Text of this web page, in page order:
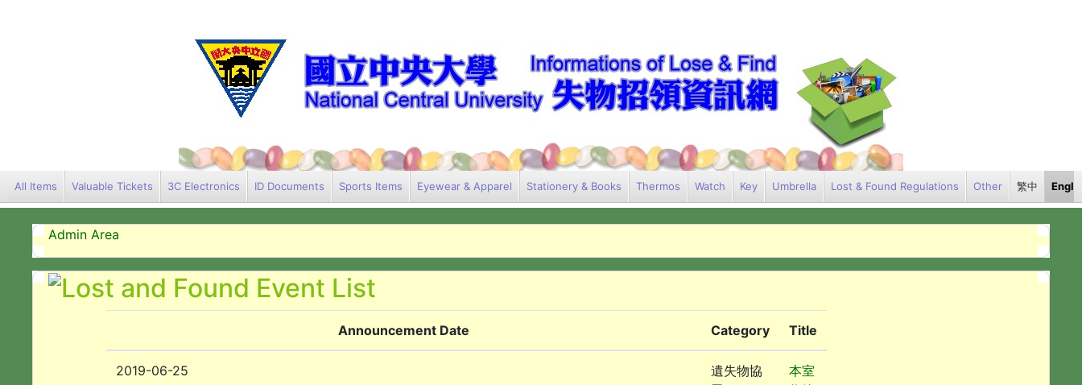
All Items Valuable Tickets 3C Electronics ID Documents Sports Items Eyewear & Apparel Stationery & Books Thermos Watch Key Umbrella Lost & Found Regulations Other 繁中
Admin Area
Announcement Date Category Title
2019-06-25
遺失物協
本室